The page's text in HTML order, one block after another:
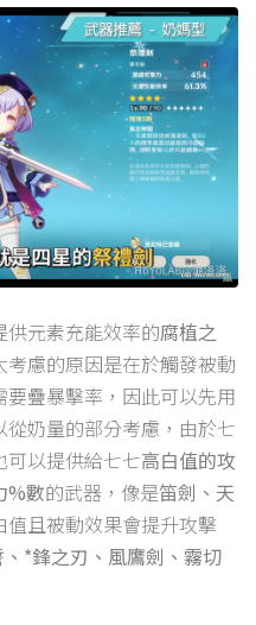
元素充能效率的腐植之
考慮的原因是在於觸發被動
疊暴擊率，因此可以先用
奶量的部分考慮，由於七
以提供給七七高白值的攻
%數的武器，像是笛劍、天
值且被動效果會提升攻擊
*鋒之刃、風鷹劍、霧切